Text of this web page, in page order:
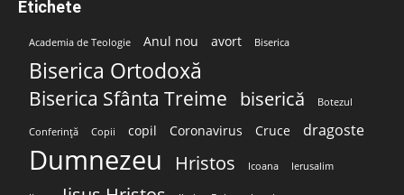
Etichete
Academia de Teologie Anul nou avort Biserica
Biserica Ortodoxă
Biserica Sfânta Treime biserică Botezul
Conferință Copii copil Coronavirus Cruce dragoste
Dumnezeu Hristos Icoana Ierusalim